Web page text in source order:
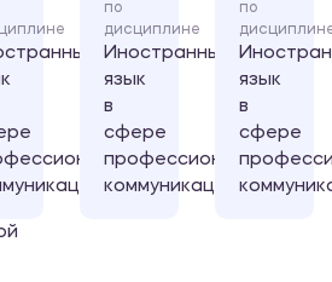
по
дисциплине
Иностранный
язык
в
сфере
профессиональной
коммуникации
по
язык
в
сфере